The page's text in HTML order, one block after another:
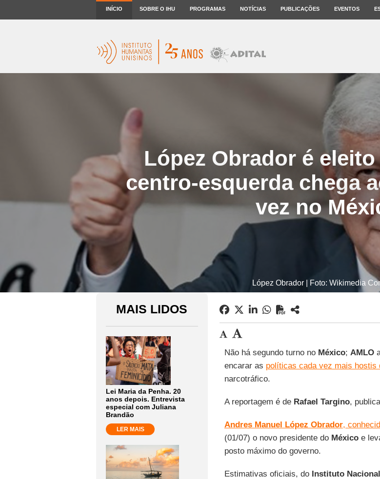
INÍCIO SOBRE O IHU PROGRAMAS NOTÍCIAS PUBLICAÇÕES EVENTOS
López Obrador é
centro-esquerda chega
vez no
López Obrador | Foto: Wikimedia
MAIS LIDOS
Lei Maria da Penha. 20
anos depois. Entrevista
especial com Juliana
Brandão
LER MAIS
Não há segundo turno no México; AMLO
encarar as políticas cada vez mais hostis
narcotráfico.
A reportagem é de Rafael Targino,
Andres Manuel López Obrador,
(01/07) o novo presidente do Méxicoe
posto máximo do governo.
Estimativas oficiais, do Instituto